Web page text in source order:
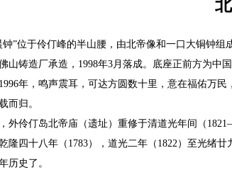
钟”位于伶仃峰的半山腰，由北帝像和一口大铜钟组
山铸造厂承造，1998年3月落成。底座正前方为中
年，鸣声震耳，可达方圆数十里，意在福佑万
而归。
外伶仃岛北帝庙（遗址）重修于清道光年间（
隆四十八年（1783），道光二年（1822）至光绪
历史了。